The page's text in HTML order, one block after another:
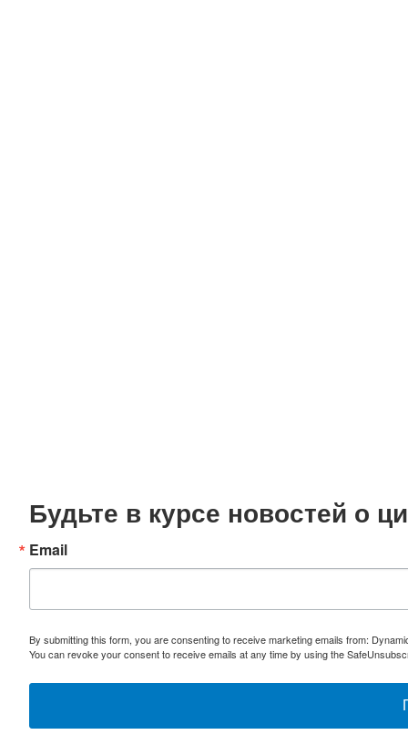
Будьте в курсе новостей о
Email
By submitting this form, you are consenting to receive marketing emails from:
You can revoke your consent to receive emails at any time by using the